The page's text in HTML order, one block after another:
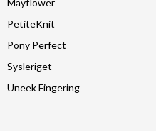
Mayflower
PetiteKnit
Pony Perfect
Sysleriget
Uneek Fingering